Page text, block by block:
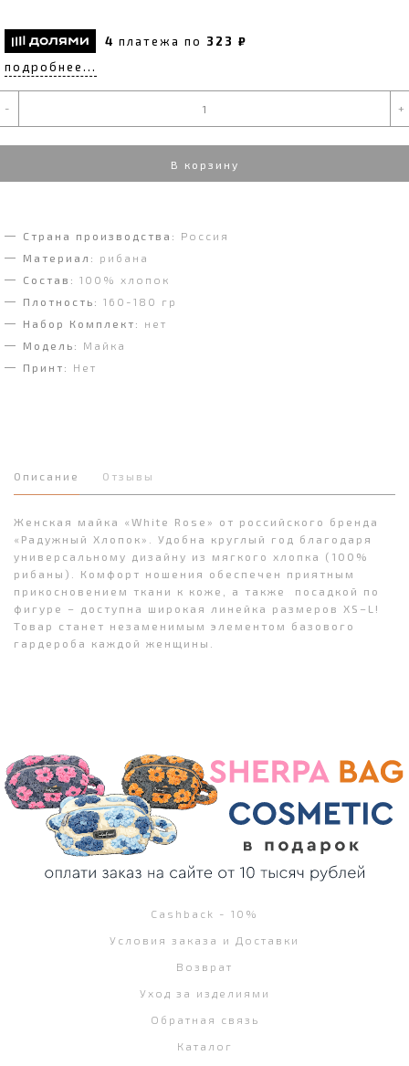
4 платежа по 323 ₽
подробнее...
- +
В корзину
Страна производства:
Россия
Материал:
рибана
Состав: 100% хлопок
Плотность: 160-180 гр
Набор Комплект:
нет
Модель:
Майка
Принт:
Нет
Описание Отзывы
Женская майка «White Rose» от российского бренда
«Радужный Хлопок». Удобна круглый год благодаря
универсальному дизайну из мягкого хлопка (100%
рибаны). Комфорт ношения обеспечен приятным
прикосновением ткани к коже, а также посадкой по
фигуре – доступна широкая линейка размеров XS–L!
Товар станет незаменимым элементом базового
гардероба каждой женщины.
Cashback - 10%
Условия заказа и Доставки
Возврат
Уход за изделиями
Обратная связь
Каталог